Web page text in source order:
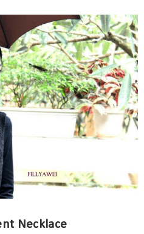
Necklace